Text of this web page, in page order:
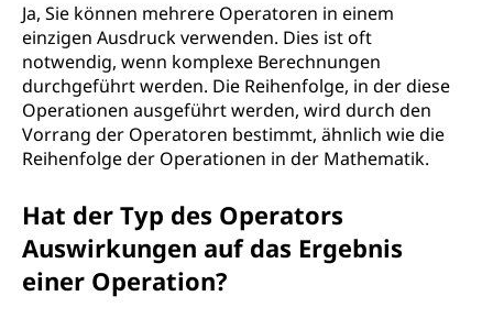
Ja, Sie können mehrere Operatoren in einem
einzigen Ausdruck verwenden. Dies ist oft
notwendig, wenn komplexe Berechnungen
durchgeführt werden. Die Reihenfolge, in der diese
Operationen ausgeführt werden, wird durch den
Vorrang der Operatoren bestimmt, ähnlich wie die
Reihenfolge der Operationen in der Mathematik.
Hat der Typ des Operators
Auswirkungen auf das Ergebnis
einer Operation?